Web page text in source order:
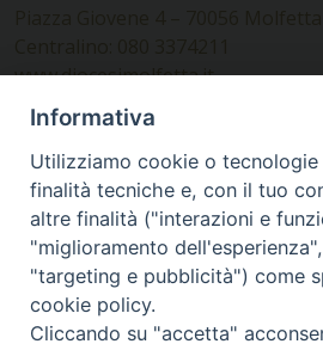
www.diocesimolfetta.it –
Ufficio Comunicazioni sociali
Piazza Giovene 4 – 70056
SEGUICI SU
Informativa
Utilizziamo cookie o tecnologie
finalità tecniche e, con il tuo
altre finalità ("interazioni e
"miglioramento
"targeting e pubblicità") come
cookie policy.
Cliccando su "accetta"